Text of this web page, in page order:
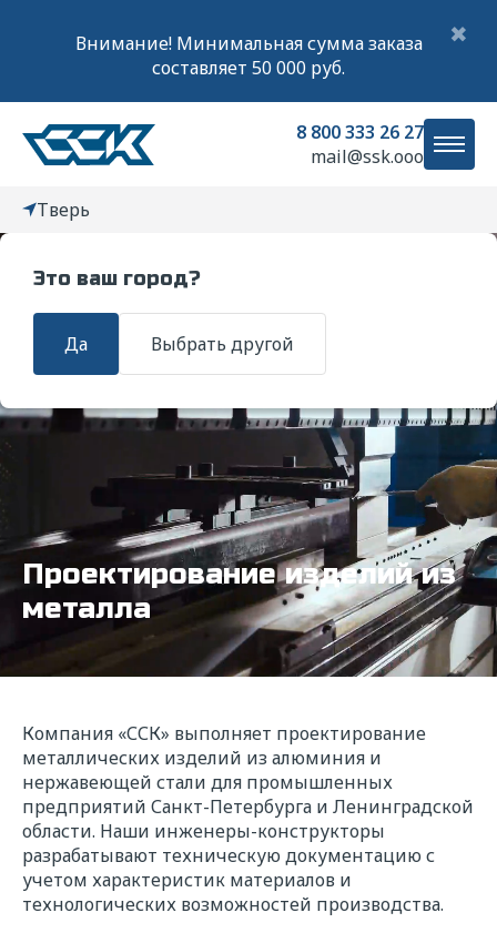
Внимание! Минимальная сумма заказа
составляет 50 000 руб.
✖
Это ваш город?
Да Выбрать другой
8 800 333 26 27
mail@ssk.ooo
Тверь
Проектирование изделий из металла
Проектирование изделий из
металла
Компания «ССК» выполняет проектирование
металлических изделий из алюминия и
нержавеющей стали для промышленных
предприятий Санкт-Петербурга и Ленинградской
области. Наши инженеры-конструкторы
разрабатывают техническую документацию с
учетом характеристик материалов и
технологических возможностей производства.